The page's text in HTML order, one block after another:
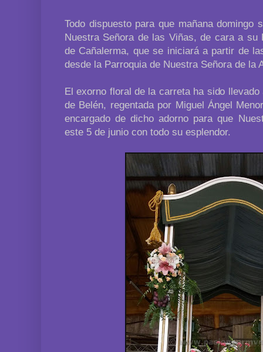
Todo dispuesto para que mañana domingo
Nuestra Señora de las Viñas, de cara a su
de Cañalerma, que se iniciará a partir de
desde la Parroquia de Nuestra Señora de la
El exorno floral de la carreta ha sido
de Belén, regentada por Miguel Ángel
encargado de dicho adorno para que
este 5 de junio con todo su esplendor.